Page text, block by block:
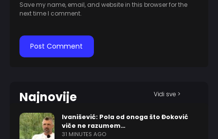
Save my name, email, and website in this browser for the
next time I comment.
Najnovije Vidi sve >
Ivanišević: Pola od onoga što Đoković
viče ne razumem…
31 MINUTES AGO